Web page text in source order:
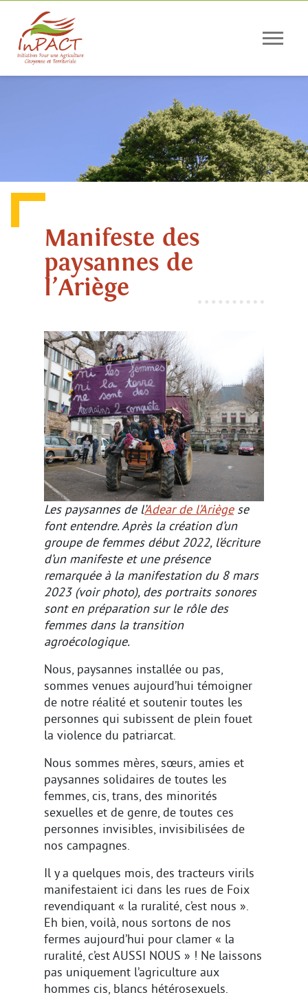
Manifeste des
paysannes de
l’Ariège
Les paysannes de l’Adear de l’Ariègese
font entendre. Après la création d’un
groupe de femmes début 2022, l’écriture
d’un manifeste et une présence
remarquée à la manifestation du 8 mars
2023 (voir photo), des portraits sonores
sont en préparation sur le rôle des
femmes dans la transition
agroécologique.
Nous, paysannes installée ou pas,
sommes venues aujourd’hui témoigner
de notre réalité et soutenir toutes les
personnes qui subissent de plein fouet
la violence du patriarcat.
Nous sommes mères, sœurs, amies et
paysannes solidaires de toutes les
femmes, cis, trans, des minorités
sexuelles et de genre, de toutes ces
personnes invisibles, invisibilisées de
nos campagnes.
Il y a quelques mois, des tracteurs virils
manifestaient ici dans les rues de Foix
revendiquant « la ruralité, c’est nous ».
Eh bien, voilà, nous sortons de nos
fermes aujourd’hui pour clamer « la
ruralité, c’est AUSSI NOUS » ! Ne laissons
pas uniquement l’agriculture aux
hommes cis, blancs hétérosexuels.
Panneau de gestion des cookies